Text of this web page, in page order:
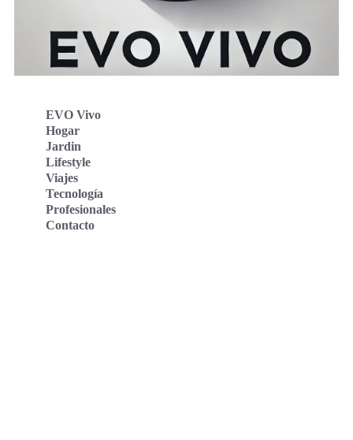
EVO Vivo
Hogar
Jardin
Lifestyle
Viajes
Tecnología
Profesionales
Contacto